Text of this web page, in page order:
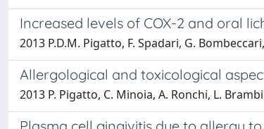
Increased levels of COX-2 and oral
2013 P.D.M. Pigatto, F. Spadari, G.
Allergological and toxicological
2013 P. Pigatto, C. Minoia, A. Ronchi, L.